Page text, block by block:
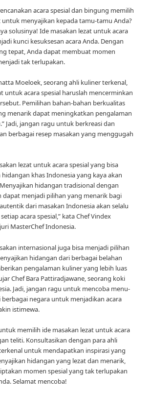
acara spesial dan bingung memilih
untuk menyajikan kepada tamu-tamu Anda?
solusinya! Ide masakan lezat untuk acara
kunci kesuksesan acara Anda. Dengan
tepat, Anda dapat membuat momen
tak terlupakan.
Moeloek, seorang ahli kuliner terkenal,
untuk acara spesial haruslah mencerminkan
Pemilihan bahan-bahan berkualitas
menarik dapat meningkatkan pengalaman
Jadi, jangan ragu untuk berkreasi dan
berbagai resep masakan yang menggugah
lezat untuk acara spesial yang bisa
hidangan khas Indonesia yang kaya akan
hidangan tradisional dengan
menjadi pilihan yang menarik bagi
dari masakan Indonesia akan selalu
acara spesial,” kata Chef Vindex
MasterChef Indonesia.
internasional juga bisa menjadi pilihan
hidangan dari berbagai belahan
pengalaman kuliner yang lebih luas
Chef Bara Pattiradjawane, seorang koki
Jadi, jangan ragu untuk mencoba menu-
negara untuk menjadikan acara
istimewa.
memilih ide masakan lezat untuk acara
teliti. Konsultasikan dengan para ahli
untuk mendapatkan inspirasi yang
hidangan yang lezat dan menarik,
momen spesial yang tak terlupakan
Selamat mencoba!